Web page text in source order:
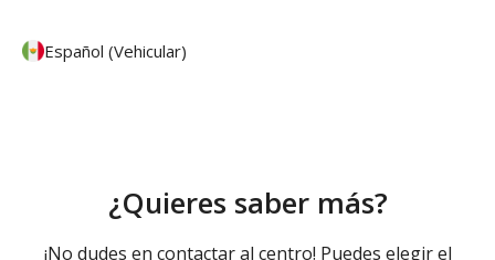
Español (Vehicular)
¿Quieres saber más?
¡No dudes en contactar al centro! Puedes elegir el